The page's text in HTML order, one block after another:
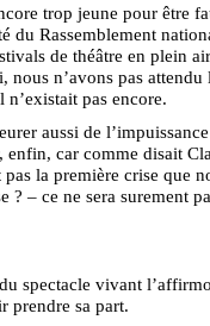
trop jeune pour être
du Rassemblement
de théâtre en plein
nous n’avons pas
pas encore.
aussi de
enfin, car comme disait
pas la première crise que
? – ce ne sera surement
spectacle vivant
prendre sa part.